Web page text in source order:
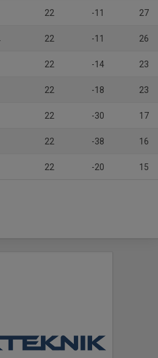
22 -11 27
22 -11 26
22 -14 23
22 -18 23
22 -30 17
22 -38 16
22 -20 15